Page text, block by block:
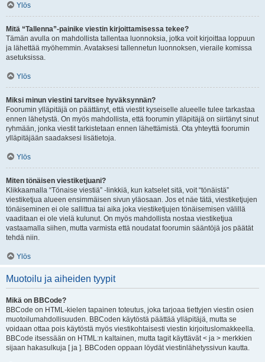
Ylös
Mitä “Tallenna”-painike viestin kirjoittamisessa tekee?
Tämän avulla on mahdollista tallentaa luonnoksia, jotka voit kirjoittaa loppuun
ja lähettää myöhemmin. Avataksesi tallennetun luonnoksen, vieraile komissa
asetuksissa.
Ylös
Miksi minun viestini tarvitsee hyväksynnän?
Foorumin ylläpitäjä on päättänyt, että viestit kyseiselle alueelle tulee tarkastaa
ennen lähetystä. On myös mahdollista, että foorumin ylläpitäjä on siirtänyt sinut
ryhmään, jonka viestit tarkistetaan ennen lähettämistä. Ota yhteyttä foorumin
ylläpitäjään saadaksesi lisätietoja.
Ylös
Miten tönäisen viestiketjuani?
Klikkaamalla “Tönaise viestiä” -linkkiä, kun katselet sitä, voit “tönäistä”
viestiketjua alueen ensimmäisen sivun yläosaan. Jos et näe tätä, viestiketjujen
tönäiseminen ei ole sallittua tai aika joka viestiketjujen tönäisemisen välillä
vaaditaan ei ole vielä kulunut. On myös mahdollista nostaa viestiketjua
vastaamalla siihen, mutta varmista että noudatat foorumin sääntöjä jos päätät
tehdä niin.
Ylös
Muotoilu ja aiheiden tyypit
Mikä on BBCode?
BBCode on HTML-kielen tapainen toteutus, joka tarjoaa tiettyjen viestin osien
muotoilumahdollisuuden. BBCoden käytöstä päättää ylläpitäjä, mutta se
voidaan ottaa pois käytöstä myös viestikohtaisesti viestin kirjoituslomakkeella.
BBCode itsessään on HTML:n kaltainen, mutta tagit käyttävät < ja > merkkien
sijaan hakasulkuja [ ja ]. BBCoden oppaan löydät viestinlähetyssivun kautta.